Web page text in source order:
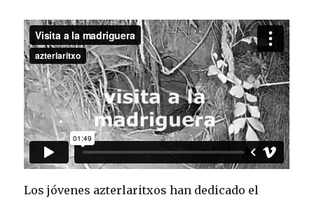
Los jóvenes azterlaritxos han dedicado el